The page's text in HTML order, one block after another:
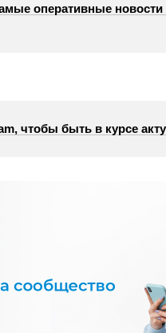
оперативные новости
чтобы быть в курсе